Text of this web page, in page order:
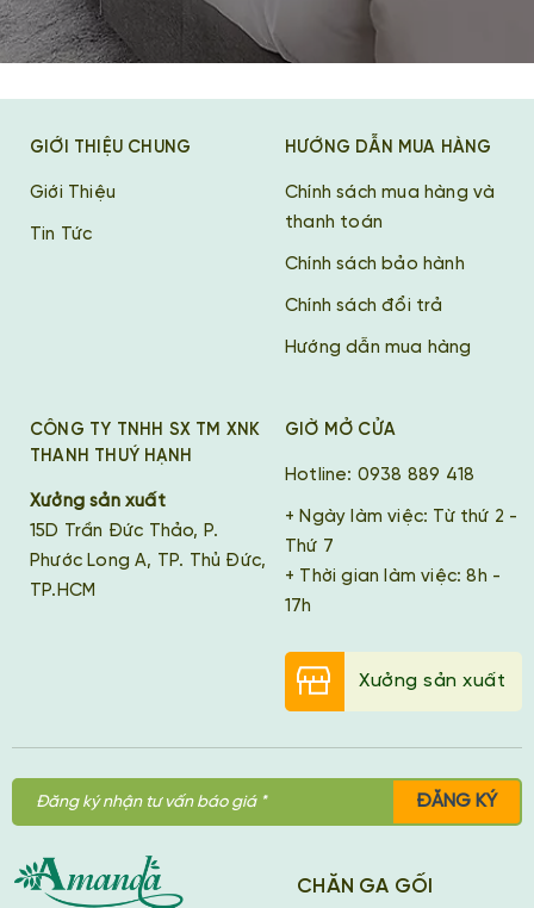
GIỚI THIỆU CHUNG
Giới Thiệu
Tin Tức
HƯỚNG DẪN MUA HÀNG
Chính sách mua hàng và
thanh toán
Chính sách bảo hành
Chính sách đổi trả
Hướng dẫn mua hàng
CÔNG TY TNHH SX TM XNK
THANH THUÝ HẠNH
Xưởng sản xuất
15D Trần Đức Thảo, P.
Phước Long A, TP. Thủ Đức,
TP.HCM
GIỜ MỞ CỬA
Hotline: 0938 889 418
+ Ngày làm việc: Từ thứ 2 -
Thứ 7
+ Thời gian làm việc: 8h -
17h
Xưởng sản xuất
ĐĂNG KÝ
CHĂN GA GỐI